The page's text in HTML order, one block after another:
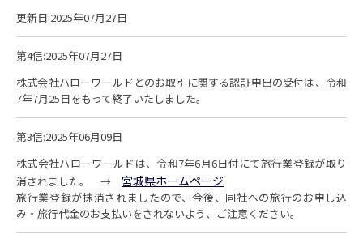
更新日:2025年07月27日
第4信:2025年07月27日
株式会社ハローワールドとのお取引に関する認証申出の受付は、令和
7年7月25日をもって終了いたしました。
第3信:2025年06月09日
株式会社ハローワールドは、令和7年6月6日付にて旅行業登録が取り
消されました。 → 宮城県ホームページ
旅行業登録が抹消されましたので、今後、同社への旅行のお申し込
み・旅行代金のお支払いをされないよう、ご注意ください。